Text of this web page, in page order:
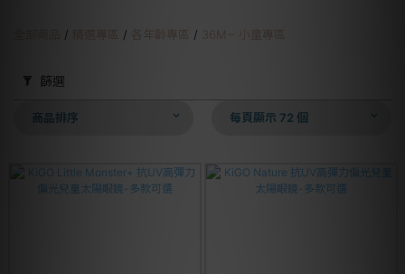
/ / 各年齡專區 / 36M~ 小童專區
篩選
商品排序 每頁顯示 72 個